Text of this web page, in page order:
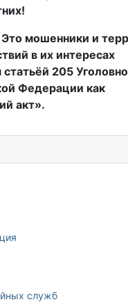
служб
мошенники и
в их интересах
205
Федерации как
акт».